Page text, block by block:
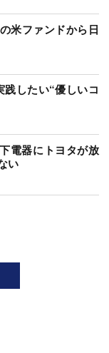
米ファンドから日
したい“優しいコ
電器にトヨタが放
い